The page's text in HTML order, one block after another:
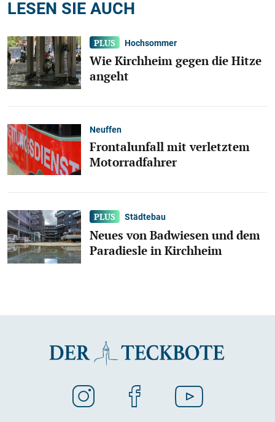
LESEN SIE AUCH
Hochsommer
Wie Kirchheim gegen die Hitze
angeht
Neuffen
Frontalunfall mit verletztem
Motorradfahrer
Städtebau
Neues von Badwiesen und dem
Paradiesle in Kirchheim